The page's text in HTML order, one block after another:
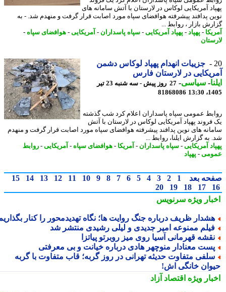
آمریکایی لوکاس در لارستان با آتش سامانه های
پدافند پیشرفته هوافضای سپاه مورد اصابت قرار گرفت و منهدم شد. - به
بازار ، روابط ...
- پهپاد -پهپاد آمریکایی-سپاه پاسداران - آمریکایی-هوافضای سپاه-
جزییات انهدام پهپاد لوکاس دشمن
در لارستان فارس
-سیاسی-
27 روز پیش - سه شنبه 23 تیر
81868086
عمومی سپاه پاسداران اعلام کرد شب گذشته
پهپاد آمریکایی لوکاس در لارستان با آتش
های نوین پدافند پیشرفته هوافضای سپاه مورد اصابت قرار گرفت و منهدم
به گزارش ایلنا، روابط ...
آمریکایی-سپاه پاسداران - آمریکا- هوافضای سپاه-آمریکایی-روابط
-پهپاد
بعد 1
2
3
4
5
6
7
8
9
10
11
12
13
14
15
17
18
19
20
ویژهسرنویس
ظریف درباره جنگ روایت ها؛ نگاه تهدیدمحور را کنار بگذاریم
ممنوعه امیر جدیدی و لیلی رشیدی منتشر شد
قهرمانی آسیا روی میز روبرتو پیاتزا
معنادار منوچهر هادی درباره خیانت و بی معرفتی
متفاوت حدیثه تهرانی در روز گربه؛ قاب متفاوت با گربه
خانگی اش!
ویژهاقتصاد آزاد